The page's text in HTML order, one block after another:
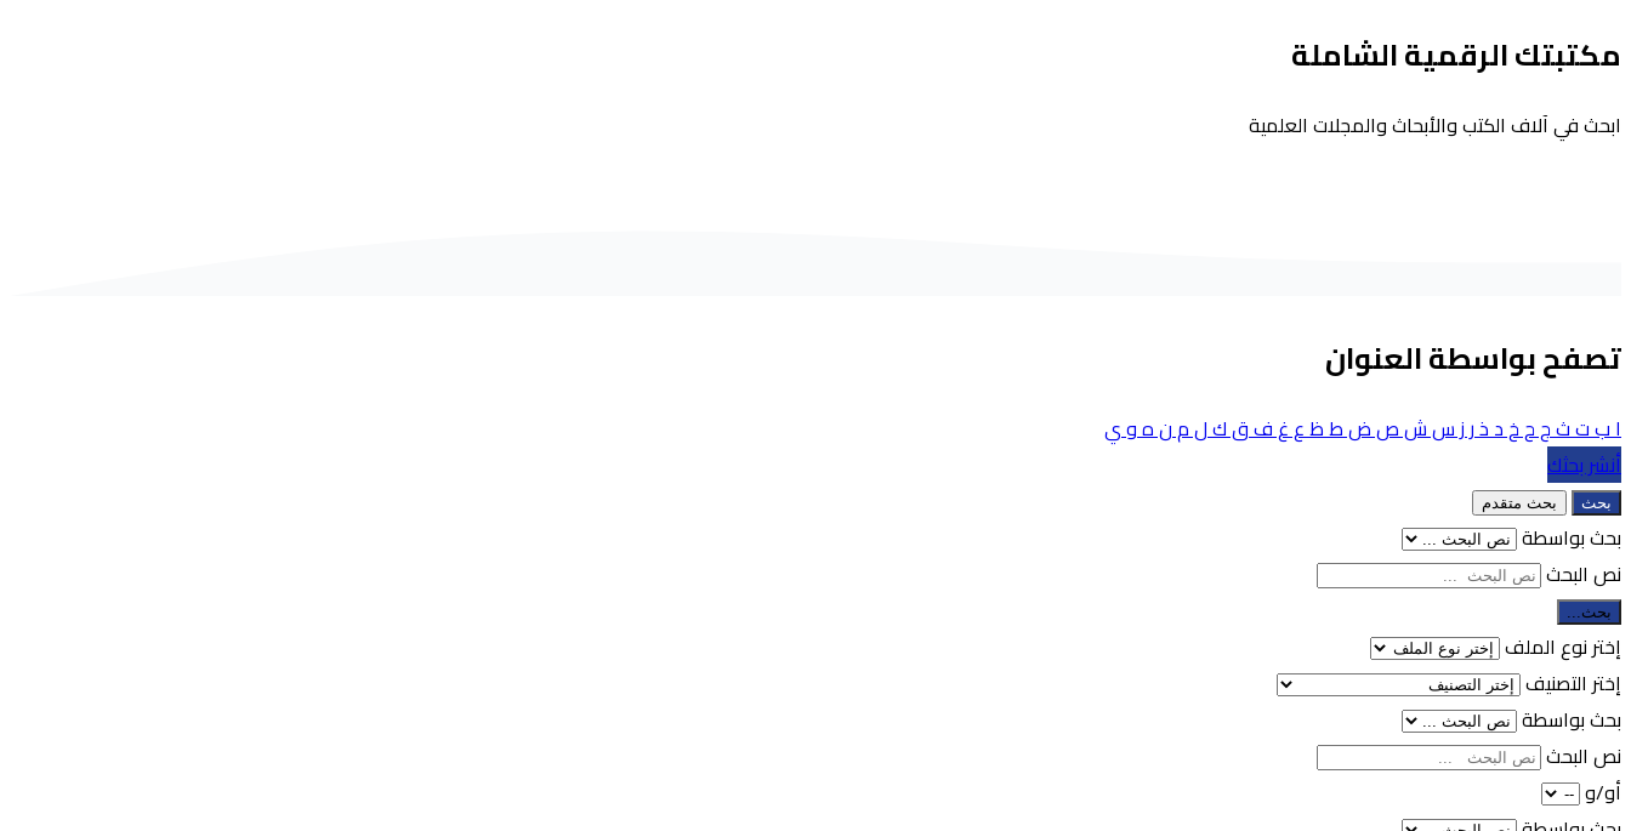
مكتبتك الرقمية الشاملة
ابحث في آلاف الكتب والأبحاث والمجلات العلمية
تصفح بواسطة العنوان
ابتثجحخدذرزسشصضطظعغفقكلمنهوي
أنشر بحثك
بحث بحث متقدم
بحث بواسطة
نص البحث
بحث...
إختر نوع الملف
إختر التصنيف
بحث بواسطة
نص البحث
أو/و